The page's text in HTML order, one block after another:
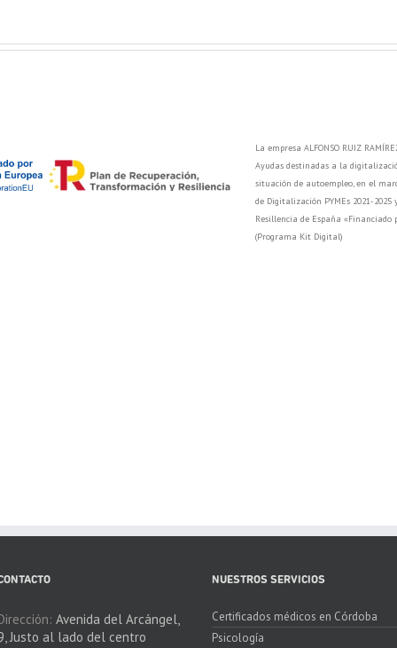
La empresa ALFONSO RUIZ
Ayudas destinadas a la
situación de autoempleo, en el
de Digitalización PYMEs 2021-
Resillencia de España
(Programa Kit Digital)
Avenida del Arcángel,
Justo al lado del centro
NUESTROS SERVICIOS
Certificados médicos en Córdoba
Psicología